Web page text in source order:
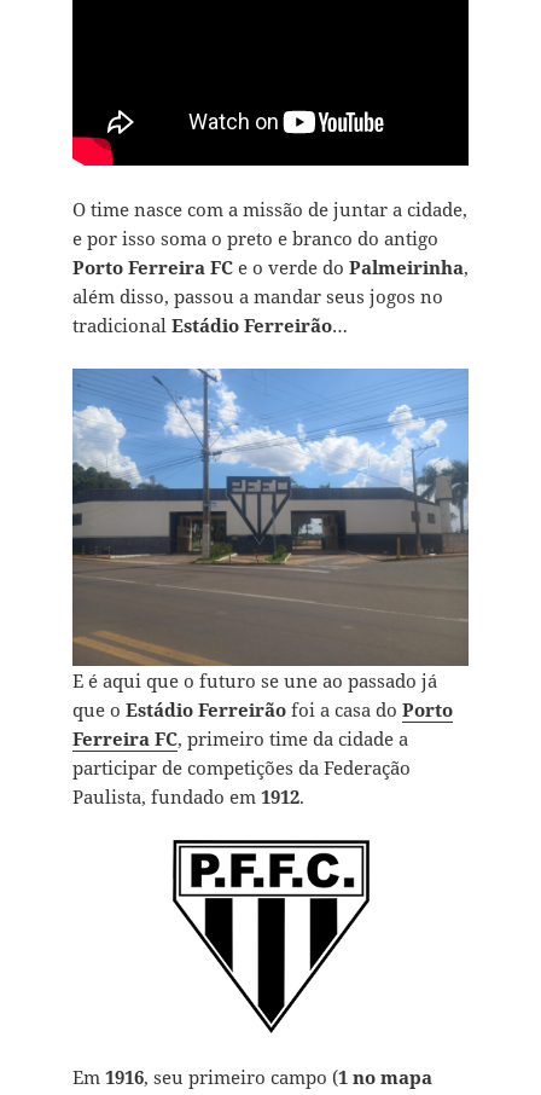
O time nasce com a missão de juntar a cidade,
e por isso soma o preto e branco do antigo
Porto Ferreira FC e o verde do Palmeirinha,
além disso, passou a mandar seus jogos no
tradicional Estádio Ferreirão…
E é aqui que o futuro se une ao passado já
que o Estádio Ferreirãofoi a casa do Porto
Ferreira FC, primeiro time da cidade a
participar de competições da Federação
Paulista, fundado em 1912.
Em 1916, seu primeiro campo (1 no mapa